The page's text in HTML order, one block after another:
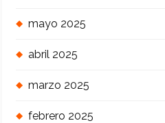
mayo 2025
abril 2025
marzo 2025
febrero 2025